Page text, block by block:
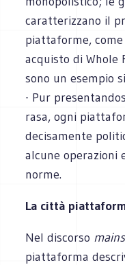
caratterizzano il
piattaforme,
acquisto di Whole
sono un esempio
- Pur
rasa, ogni
decisamente
alcune operazioni
norme.
La città
Nel discorso
piattaforma